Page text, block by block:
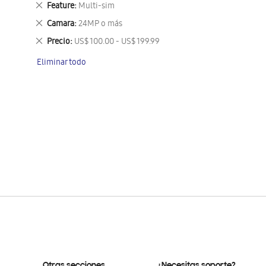
Feature Multi-sim
Eliminar
este
artículo
Camara 24MP o más
Eliminar
este
artículo
Precio US$ 100.00 - US$ 199.99
Eliminar
artículo
Eliminar todo